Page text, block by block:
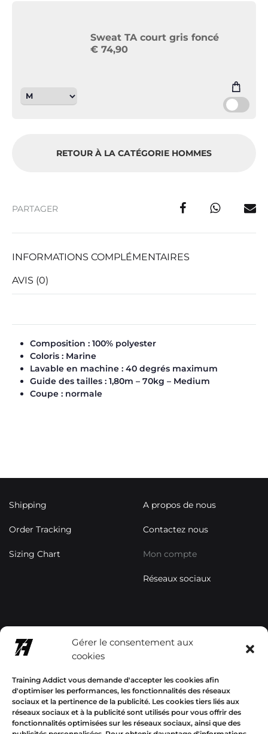
Gérer le consentement aux
cookies
Training Addict vous demande d'accepter les cookies afin
d'optimiser les performances, les fonctionnalités des réseaux
sociaux et la pertinence de la publicité. Les cookies tiers liés aux
réseaux sociaux et à la publicité sont utilisés pour vous offrir des
fonctionnalités optimisées sur les réseaux sociaux, ainsi que des
Sweat TA court gris foncé
€ 74,90
RETOUR À LA CATÉGORIE HOMMES
PARTAGER
INFORMATIONS COMPLÉMENTAIRES
AVIS (0)
Composition : 100% polyester
Coloris : Marine
Lavable en machine : 40 degrés maximum
Guide des tailles : 1,80m – 70kg – Medium
Coupe : normale
Shipping
Order Tracking
Sizing Chart
A propos de nous
Contactez nous
Mon compte
Réseaux sociaux
p.com